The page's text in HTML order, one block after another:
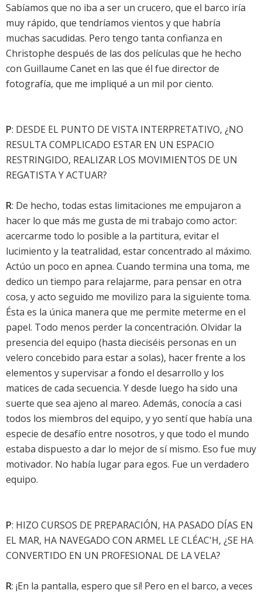
Sabíamos que no iba a ser un crucero, que el barco iría
muy rápido, que tendríamos vientos y que habría
muchas sacudidas. Pero tengo tanta confianza en
Christophe después de las dos películas que he hecho
con Guillaume Canet en las que él fue director de
fotografía, que me impliqué a un mil por ciento.
P: DESDE EL PUNTO DE VISTA INTERPRETATIVO, ¿NO
RESULTA COMPLICADO ESTAR EN UN ESPACIO
RESTRINGIDO, REALIZAR LOS MOVIMIENTOS DE UN
REGATISTA Y ACTUAR?
R: De hecho, todas estas limitaciones me empujaron a
hacer lo que más me gusta de mi trabajo como actor:
acercarme todo lo posible a la partitura, evitar el
lucimiento y la teatralidad, estar concentrado al máximo.
Actúo un poco en apnea. Cuando termina una toma, me
dedico un tiempo para relajarme, para pensar en otra
cosa, y acto seguido me movilizo para la siguiente toma.
Ésta es la única manera que me permite meterme en el
papel. Todo menos perder la concentración. Olvidar la
presencia del equipo (hasta dieciséis personas en un
velero concebido para estar a solas), hacer frente a los
elementos y supervisar a fondo el desarrollo y los
matices de cada secuencia. Y desde luego ha sido una
suerte que sea ajeno al mareo. Además, conocía a casi
todos los miembros del equipo, y yo sentí que había una
especie de desafío entre nosotros, y que todo el mundo
estaba dispuesto a dar lo mejor de sí mismo. Eso fue muy
motivador. No había lugar para egos. Fue un verdadero
equipo.
P: HIZO CURSOS DE PREPARACIÓN, HA PASADO DÍAS EN
EL MAR, HA NAVEGADO CON ARMEL LE CLÉAC'H, ¿SE HA
CONVERTIDO EN UN PROFESIONAL DE LA VELA?
R: ¡En la pantalla, espero que sí! Pero en el barco, a veces